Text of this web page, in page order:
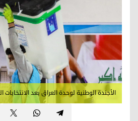
الأجندة الوطنية لوحدة العراق بعد الانتخابات